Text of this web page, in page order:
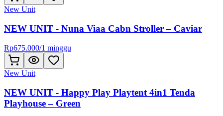
New Unit
NEW UNIT - Nuna Viaa Cabn Stroller – Caviar
Rp675.000/1 minggu
New Unit
NEW UNIT - Happy Play Playtent 4in1 Tenda
Playhouse – Green